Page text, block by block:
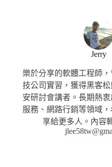
Jerry
樂於分享的軟體工程師
技公司實習，獲得黑客
安研討會講者。長期熱
服務、網路行銷等領域
享給更多人。內容